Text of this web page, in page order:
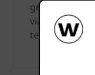
géants dans
via quatre
températures